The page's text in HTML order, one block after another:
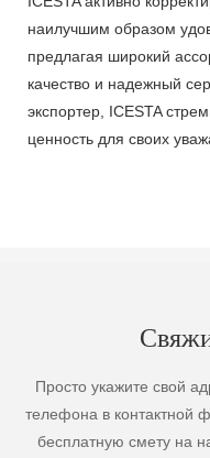
наилучшим образом
предлагая широкий
качество и надежный
экспортер, ICESTA
ценность для своих
Просто укажите свой
телефона в контактной
бесплатную смету на